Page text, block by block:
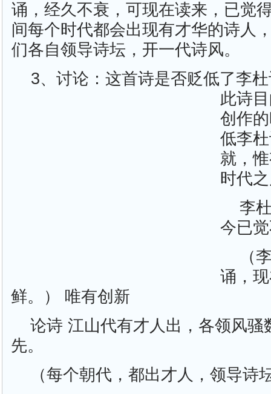
诵，经久不衰，可现在读来，已觉
间每个时代都会出现有才华的诗人
们各自领导诗坛，开一代诗风。
3、讨论：这首诗是否贬低了李
此诗
创作
低李
就，
时代
李
今已
（
诵，
鲜。） 唯有创新
论诗 江山代有才人出，各领风骚
先。
（每个朝代，都出才人，领导诗